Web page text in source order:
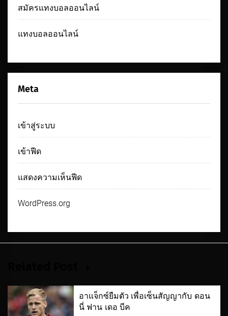
สมัครแทงบอลออนไลน์
แทงบอลออนไลน์
Meta
เข้าสู่ระบบ
เข้าฟีด
แสดงความเห็นฟีด
WordPress.org
อาแจ็กซ์ยืมตัว เพื่อเซ็นสัญญากับ ดอน
นี่ ฟาน เดอ บีค